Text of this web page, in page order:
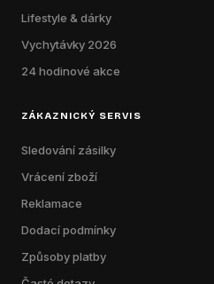
Lifestyle & dárky
Vychytávky 2026
24 hodinové akce
ZÁKAZNICKÝ SERVIS
Sledování zásilky
Vrácení zboží
Reklamace
Dodací podmínky
Způsoby platby